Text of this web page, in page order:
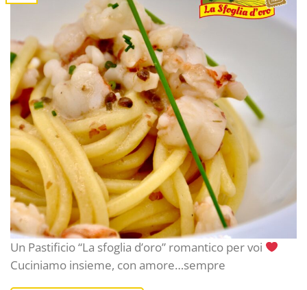
Un Pastificio “La sfoglia d’oro” romantico per voi
Cuciniamo insieme, con amore…sempre